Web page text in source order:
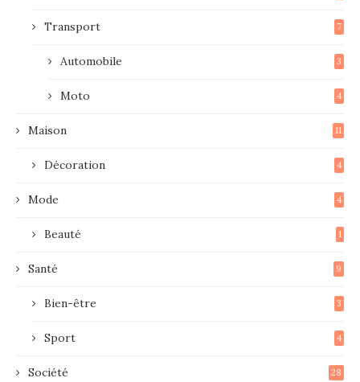
Transport 7
Automobile 3
Moto 4
Maison 11
Décoration 4
Mode 4
Beauté 1
Santé 9
Bien-être 3
Sport 4
Société 28